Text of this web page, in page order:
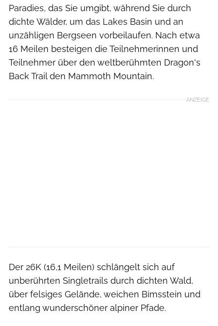
Paradies, das Sie umgibt, während Sie durch
dichte Wälder, um das Lakes Basin und an
unzähligen Bergseen vorbeilaufen. Nach etwa
16 Meilen besteigen die Teilnehmerinnen und
Teilnehmer über den weltberühmten Dragon's
Back Trail den Mammoth Mountain.
ANZEIGE
Der 26K (16,1 Meilen) schlängelt sich auf
unberührten Singletrails durch dichten Wald,
über felsiges Gelände, weichen Bimsstein und
entlang wunderschöner alpiner Pfade.